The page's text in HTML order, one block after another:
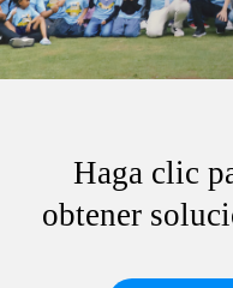
Haga clic
obtener